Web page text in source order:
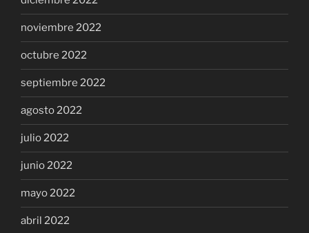
noviembre 2022
octubre 2022
septiembre 2022
agosto 2022
julio 2022
junio 2022
mayo 2022
abril 2022